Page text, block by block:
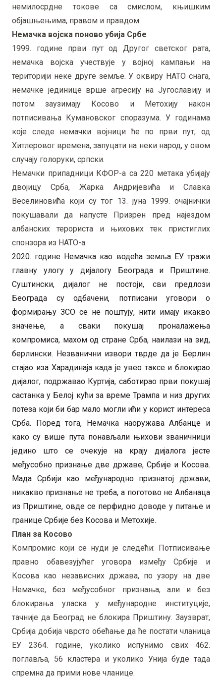
немилосрдне токове са смислом, књишким
објашњењима, правом и правдом.
Немачка војска поново убија Србе
1999. године први пут од Другог светског рата,
немачка војска учествује у војној кампањи на
територији неке друге земље. У оквиру НАТО снага,
немачке јединице врше агресију на Југославију и
потом заузимају Косово и Метохију након
потписивања Кумановског споразума. У годинама
које следе немачки војници ће по први пут, од
Хитлеровог времена, запуцати на неки народ, у овом
случају голоруки, српски.
Немачки припадници КФОР-а са 220 метака убијају
двојицу Срба, Жарка Андријевића и Славка
Веселиновића који су тог 13. јуна 1999. очајнички
покушавали да напусте Призрен пред најездом
албанских терориста и њихових тек пристиглих
спонзора из НАТО-а.
2020. године Немачка као водећа земља ЕУ тражи
главну улогу у дијалогу Београда и Приштине.
Суштински, дијалог не постоји, сви предлози
Београда су одбачени, потписани уговори о
формирању ЗСО се не поштују, нити имају икакво
значење, а сваки покушај проналажења
компромиса, махом од стране Срба, наилази на зид,
берлински. Незванични извори тврде да је Берлин
стајао иза Харадинаја када је увео таксе и блокирао
дијалог, подржавао Куртија, саботирао први покушај
састанка у Белој кући за време Трампа и низ других
потеза који би бар мало могли ићи у корист интереса
Срба. Поред тога, Немачка наоружава Албанце и
како су више пута понављали њихови званичници
једино што се очекује на крају дијалога јесте
међусобно признање две државе, Србије и Косова.
Мада Србији као међународно признатој држави,
никакво признање не треба, а поготово не Албанаца
из Приштине, овде се перфидно доводе у питање и
границе Србије без Косова и Метохије.
План за Косово
Компромис који се нуди је следећи: Потписивање
правно обавезујућег уговора између Србије и
Косова као независних држава, по узору на две
Немачке, без међусобног признања, али и без
блокирања уласка у међународне институције,
тачније да Београд не блокира Приштину. Заузврат,
Србија добија чврсто обећање да ће постати чланица
ЕУ 2364. године, уколико испунимо свих 462.
поглавља, 56 кластера и уколико Унија буде тада
спремна да прими нове чланице.